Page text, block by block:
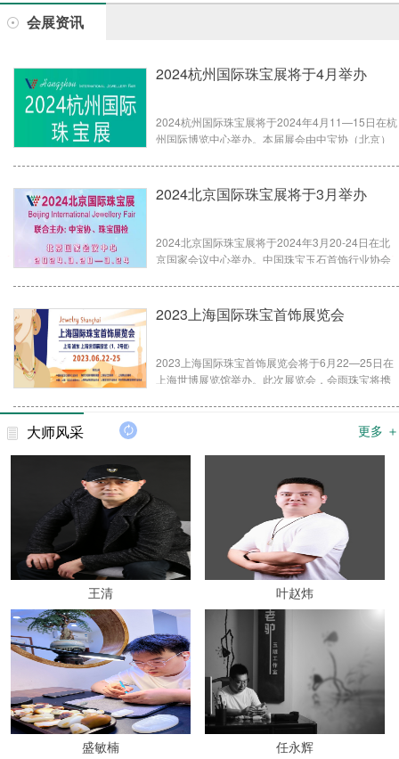
会展资讯
2024杭州国际珠宝展将于4月举办
2024杭州国际珠宝展将于2024年4月11—15日在杭
州国际博览中心举办。本届展会由中宝协（北京）
导，浙江省珠宝玉石首饰行业协会、浙江省珍珠行
业协会协办，总面积超过10,000平方米，展位数量
商和加盟商参展。展会同期将举行珠宝电商大会，
旨在推动传统珠宝行业与现代电商的深度融合，为
2024北京国际珠宝展将于3月举办
2024北京国际珠宝展将于2024年3月20-24日在北
京国家会议中心举办。中国珠宝玉石首饰行业协会
势与新商机。
2023上海国际珠宝首饰展览会
2023上海国际珠宝首饰展览会将于6月22—25日在
上海世博展览馆举办。此次展览会，会雨珠宝将携
华之美，弘扬翡翠文化”。会雨珠宝位于中国翡翠原
大师风采 更多 ＋
王清 叶赵炜
盛敏楠 任永辉